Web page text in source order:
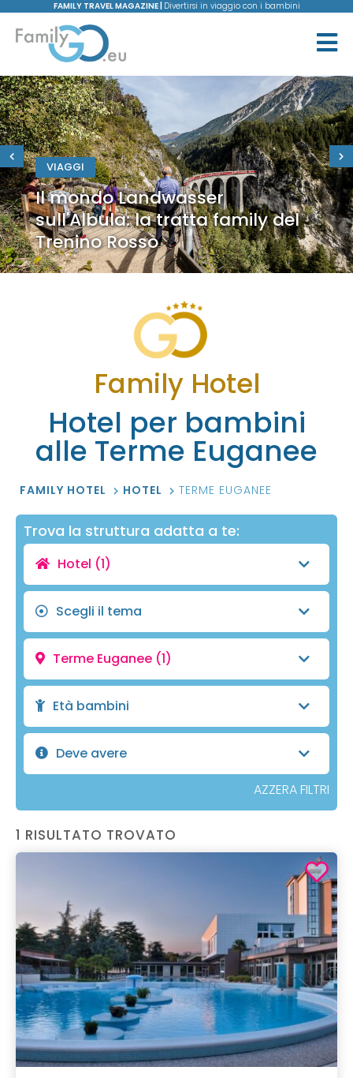
FAMILY TRAVEL MAGAZINE | Divertirsi in viaggio con i bambini
VIAGGI
Il mondo Landwasser
sull'Albula: la tratta family del
Trenino Rosso
Family Hotel
Hotel per bambini
alle Terme Euganee
FAMILY HOTEL HOTEL TERME EUGANEE
Trova la struttura adatta a te:
Hotel (1)
Scegli il tema
Terme Euganee (1)
Età bambini
Deve avere
AZZERA FILTRI
1 RISULTATO TROVATO